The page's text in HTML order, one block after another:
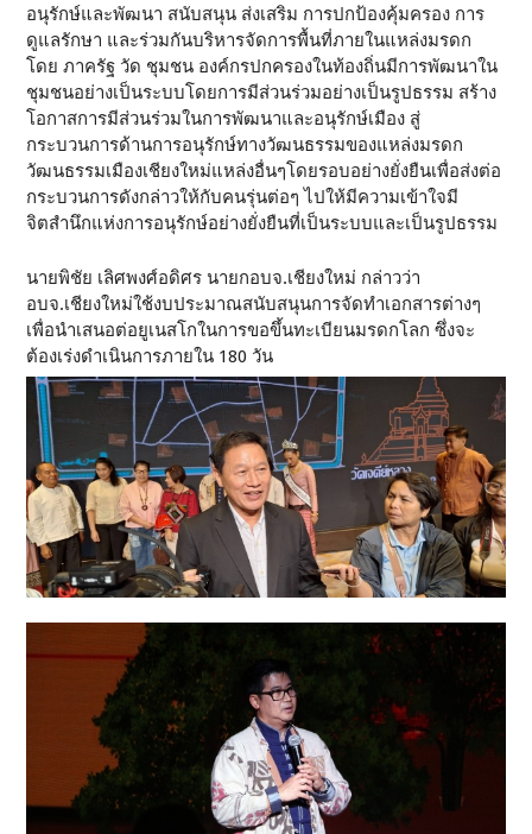
อนุรักษ์และพัฒนา สนับสนุน ส่งเสริม การปกป้องคุ้มครอง การ
ดูแลรักษา และร่วมกันบริหารจัดการพื้นที่ภายในแหล่งมรดก
โดย ภาครัฐ วัด ชุมชน องค์กรปกครองในท้องถิ่นมีการพัฒนาใน
ชุมชนอย่างเป็นระบบโดยการมีส่วนร่วมอย่างเป็นรูปธรรม สร้าง
โอกาสการมีส่วนร่วมในการพัฒนาและอนุรักษ์เมือง สู่
กระบวนการด้านการอนุรักษ์ทางวัฒนธรรมของแหล่งมรดก
วัฒนธรรมเมืองเชียงใหม่แหล่งอื่นๆโดยรอบอย่างยั่งยืนเพื่อส่งต่อ
กระบวนการดังกล่าวให้กับคนรุ่นต่อๆ ไปให้มีความเข้าใจมี
จิตสำนึกแห่งการอนุรักษ์อย่างยั่งยืนที่เป็นระบบและเป็นรูปธรรม
นายพิชัย เลิศพงศ์อดิศร นายกอบจ.เชียงใหม่ กล่าวว่า
อบจ.เชียงใหม่ใช้งบประมาณสนับสนุนการจัดทำเอกสารต่างๆ
เพื่อนำเสนอต่อยูเนสโกในการขอขึ้นทะเบียนมรดกโลก ซึ่งจะ
ต้องเร่งดำเนินการภายใน 180 วัน